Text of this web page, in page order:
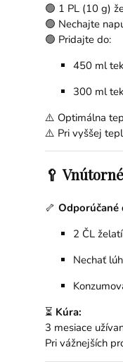
🟢 1 PL (10 g)
🟢 Nechajte
🟢 Pridajte do:
450 ml
300 ml
⚠️ Optimálna
⚠️ Pri vyššej
🥄
🦴 Odporúčané
2 ČL
Nechať
⏳ Kúra:
3 mesiace
Pri vážnejších